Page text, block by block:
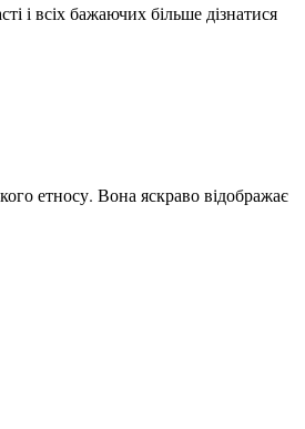
і всіх бажаючих більше дізнатися
етносу. Вона яскраво відображає